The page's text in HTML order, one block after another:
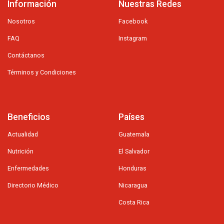
Información
Nosotros
FAQ
Contáctanos
Términos y Condiciones
Nuestras Redes
Facebook
Instagram
Beneficios
Actualidad
Nutrición
Enfermedades
Directorio Médico
Países
Guatemala
El Salvador
Honduras
Nicaragua
Costa Rica